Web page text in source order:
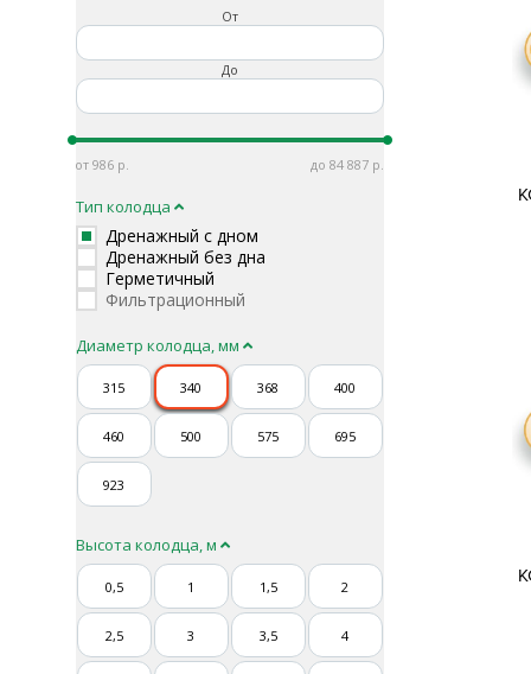
От
До
986 84 887
Тип колодца
Дренажный с дном
Дренажный без дна
Герметичный
Фильтрационный
Диаметр колодца, мм
315 340 368 400
460 500 575 695
923
Высота колодца, м
0,5 1 1,5 2
2,5 3 3,5 4